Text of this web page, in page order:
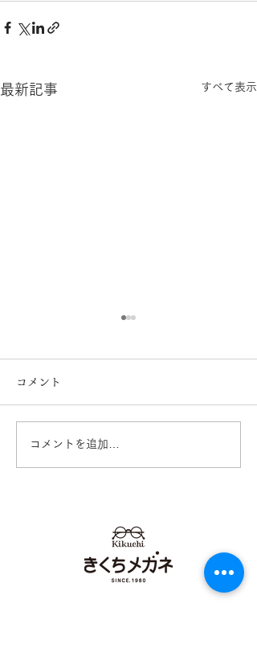
最新記事 すべて表示
Ray-Ban 2026レイバン
ウン田崎店 カリーノ菊陽
コメント
コメントを追加…